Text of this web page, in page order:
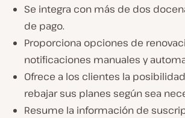
Se integra con más de dos
de pago.
Proporciona opciones de
notificaciones manuales y
Ofrece a los clientes la
rebajar sus planes según sea
Resume la información de